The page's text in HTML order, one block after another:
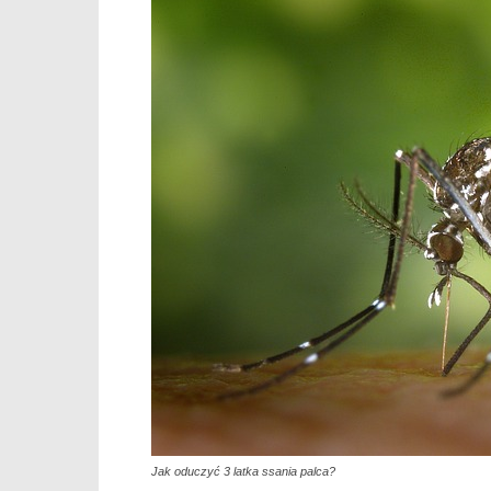
Jak oduczyć 3 latka ssania palca?